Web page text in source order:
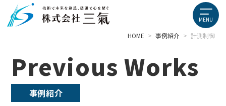
HOME > 事例紹介 > 計測制御
Previous Works
事例紹介